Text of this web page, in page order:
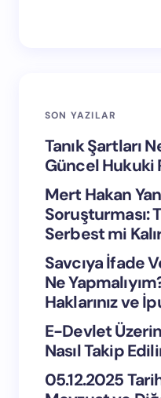
SON YAZILAR
Tanık Şartları
Güncel Hukuki
Mert Hakan
Soruşturması:
Serbest mi
Savcıya İfade
Ne
Haklarınız ve
E-Devlet
Nasıl Takip
05.12.2025